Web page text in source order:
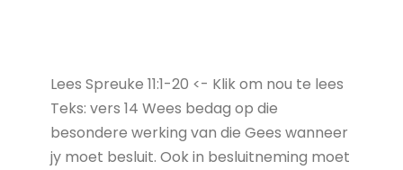
Lees Spreuke 11:1-20 <- Klik om nou te lees
Teks: vers 14 Wees bedag op die
besondere werking van die Gees wanneer
jy moet besluit. Ook in besluitneming moet